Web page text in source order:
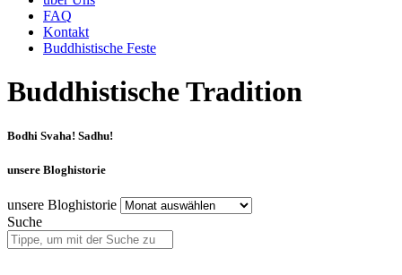
FAQ
Kontakt
Buddhistische Feste
Buddhistische Tradition
Bodhi Svaha! Sadhu!
unsere Bloghistorie
unsere Bloghistorie
Suche